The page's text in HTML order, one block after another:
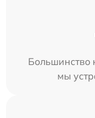
Большинство
мы